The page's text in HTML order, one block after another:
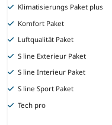
Klimatisierungs Paket plus
Komfort Paket
Luftqualität Paket
S line Exterieur Paket
S line Interieur Paket
S line Sport Paket
Tech pro